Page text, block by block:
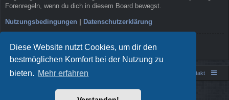
Diese Website nutzt Cookies, um dir den
bestmöglichen Komfort bei der Nutzung zu
bieten. Mehr erfahren
Forenregeln, wenn du dich in diesem Board bewegst.
Nutzungsbedingungen | Datenschutzerklärung
Registrieren
Portal Foren-Übersicht Kontakt
Powered byphpBB® Forum Software © phpBB Limited